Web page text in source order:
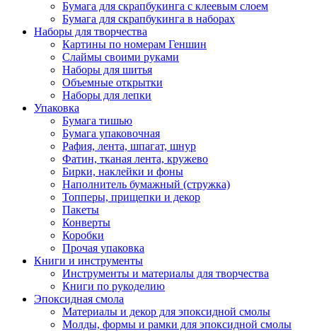
Бумага для скрапбукинга с клеевым слоем
Бумага для скрапбукинга в наборах
Наборы для творчества
Картины по номерам Геншин
Слаймы своими руками
Наборы для шитья
Объемные открытки
Наборы для лепки
Упаковка
Бумага тишью
Бумага упаковочная
Рафия, лента, шпагат, шнур
Фатин, тканая лента, кружево
Бирки, наклейки и фоны
Наполнитель бумажный (стружка)
Топперы, прищепки и декор
Пакеты
Конверты
Коробки
Прочая упаковка
Книги и инструменты
Инструменты и материалы для творчества
Книги по рукоделию
Эпоксидная смола
Материалы и декор для эпоксидной смолы
Молды, формы и рамки для эпоксидной смолы